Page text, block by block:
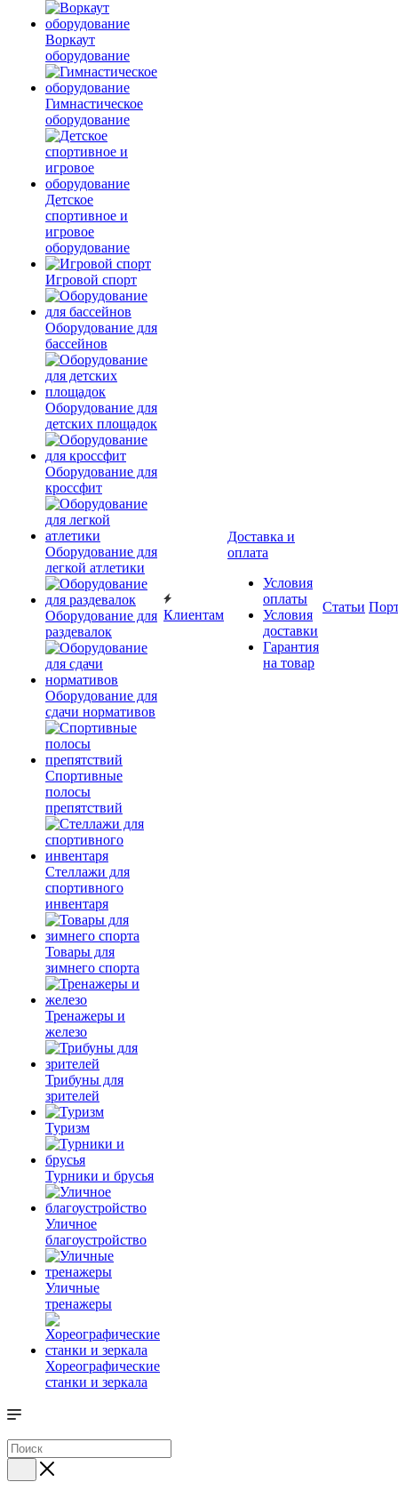
Воркаут
оборудование
Гимнастическое
оборудование
Детское
спортивное и
игровое
оборудование
Игровой спорт
Оборудование для
бассейнов
Оборудование для
детских площадок
Оборудование для
кроссфит
Оборудование для
легкой атлетики
Оборудование для
раздевалок
Оборудование для
сдачи нормативов
Спортивные
полосы
препятствий
Стеллажи для
спортивного
инвентаря
Товары для
зимнего спорта
Тренажеры и
железо
Трибуны для
зрителей
Туризм
Турники и брусья
Уличное
благоустройство
Уличные
тренажеры
Хореографические
станки и зеркала
Клиентам
Доставка и
оплата
Условия
оплаты
Условия
доставки
Гарантия
на товар
Статьи